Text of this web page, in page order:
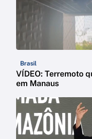
Brasil
VÍDEO: Terremoto
em Manaus